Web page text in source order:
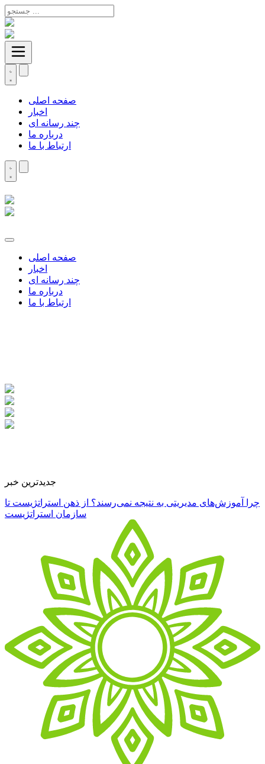
صفحه اصلی
اخبار
چند رسانه ای
درباره ما
ارتباط با ما
صفحه اصلی
اخبار
چند رسانه ای
درباره ما
ارتباط با ما
جدیدترین خبر
چرا آموزش‌های مدیریتی به نتیجه نمی‌رسند؟ از ذهن استراتژیست تا
سازمان استراتژیست